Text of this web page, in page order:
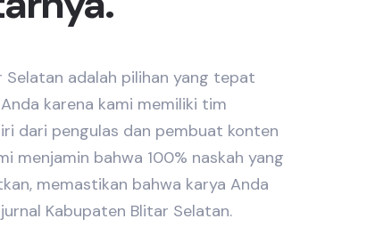
Selatan adalah pilihan yang tepat
karena kami memiliki tim
dari pengulas dan pembuat konten
menjamin bahwa 100% naskah yang
memastikan bahwa karya Anda
Kabupaten Blitar Selatan.